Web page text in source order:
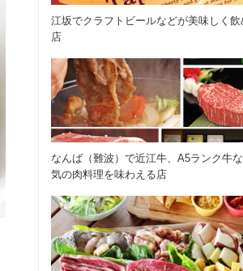
江坂でクラフトビールなどが美味しく飲
店
なんば（難波）で近江牛、A5ランク牛
気の肉料理を味わえる店